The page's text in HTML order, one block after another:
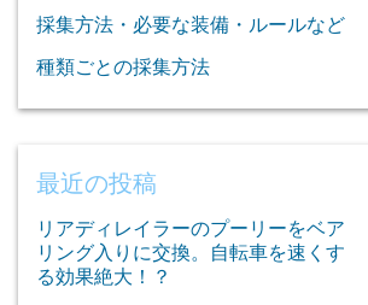
採集方法・必要な装備・ルールなど
種類ごとの採集方法
最近の投稿
リアディレイラーのプーリーをベア
リング入りに交換。自転車を速くす
る効果絶大！？